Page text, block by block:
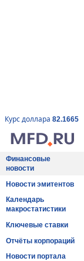
Курс доллара 82.1665
Финансовые
новости
Новости эмитентов
Календарь
макростатистики
Ключевые ставки
Отчёты корпораций
Новости портала